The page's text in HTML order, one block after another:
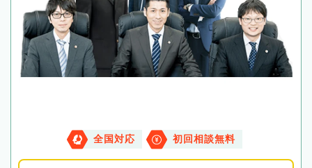
全国対応 初回相談無料